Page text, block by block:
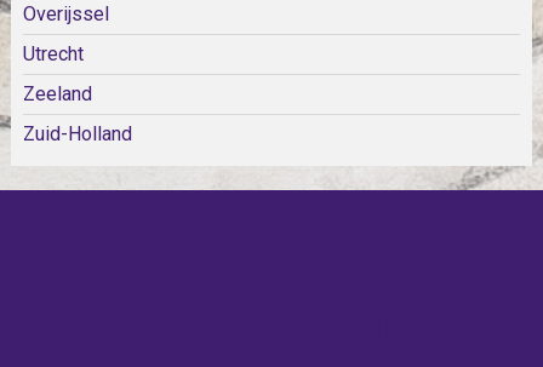
Overijssel
Utrecht
Zeeland
Zuid-Holland